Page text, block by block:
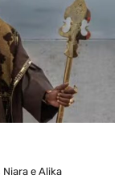
e Alika